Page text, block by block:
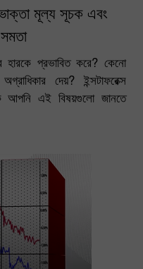
মূল্য সূচক এবং
হারকে প্রভাবিত করে? কেনো
দেয়? ইন্সটাফরেক্স
আপনি এই বিষয়গুলো জানতে